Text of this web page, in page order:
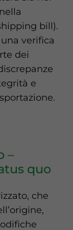
bill).
verifica
dei
e
–
quo
che